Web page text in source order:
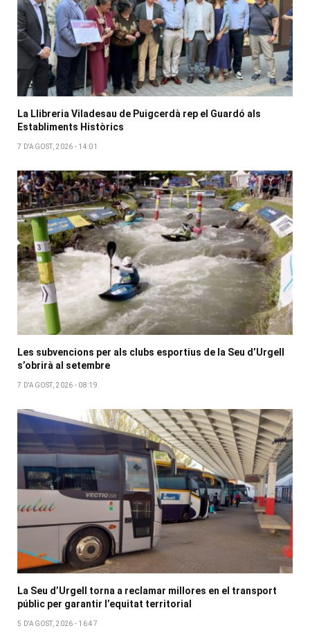
La Llibreria Viladesau de Puigcerdà rep el Guardó als
Establiments Històrics
7 D'AGOST, 2026 - 14:01
Les subvencions per als clubs esportius de la Seu d’Urgell
s’obrirà al setembre
7 D'AGOST, 2026 - 08:19
La Seu d’Urgell torna a reclamar millores en el transport
públic per garantir l’equitat territorial
5 D'AGOST, 2026 - 16:47